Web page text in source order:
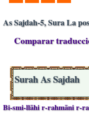
As Sajdah-5, Sura La
Comparar
Surah As Sajdah
Bi-smi-llāhi r-rahmāni r-